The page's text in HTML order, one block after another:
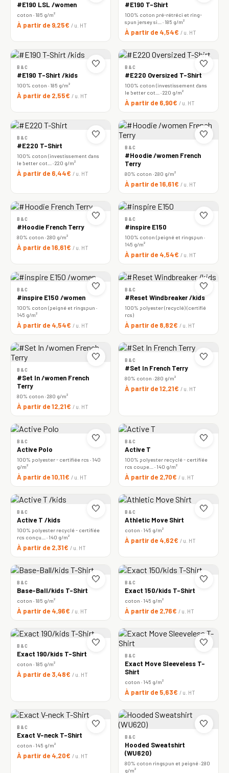
#E190 LSL /women
coton · 185 g/m²
À partir de 9,25€ / u. HT
#E190 T-Shirt
100% coton pré-rétréci et ring-
spun jersey si… · 185 g/m²
À partir de 4,54€ / u. HT
🤍
B&C
#E190 T-Shirt /kids
100% coton · 185 g/m²
À partir de 2,55€ / u. HT
🤍
B&C
#E220 Oversized T-Shirt
100% coton (investissement dans
le better cot… · 220 g/m²
À partir de 6,90€ / u. HT
🤍
B&C
#E220 T-Shirt
100% coton (investissement dans
le better cot… · 220 g/m²
À partir de 6,44€ / u. HT
🤍
B&C
#Hoodie /women French
Terry
80% coton · 280 g/m²
À partir de 16,61€ / u. HT
🤍
B&C
#Hoodie French Terry
80% coton · 280 g/m²
À partir de 16,61€ / u. HT
🤍
B&C
#inspire E150
100% coton (peigné et ringspun ·
145 g/m²
À partir de 4,54€ / u. HT
🤍
B&C
#inspire E150 /women
100% coton (peigné et ringspun ·
145 g/m²
À partir de 4,54€ / u. HT
🤍
B&C
#Reset Windbreaker /kids
100% polyester (recyclé) (certifié
rcs)
À partir de 8,82€ / u. HT
🤍
B&C
#Set In /women French
Terry
80% coton · 280 g/m²
À partir de 12,21€ / u. HT
🤍
B&C
#Set In French Terry
80% coton · 280 g/m²
À partir de 12,21€ / u. HT
🤍
B&C
Active Polo
100% polyester - certifiée rcs · 140
g/m²
À partir de 10,11€ / u. HT
🤍
B&C
Active T
100% polyester recyclé - certifiée
rcs coupe… · 140 g/m²
À partir de 2,70€ / u. HT
🤍
B&C
Active T /kids
100% polyester recyclé - certifiée
rcs conçu… · 140 g/m²
À partir de 2,31€ / u. HT
🤍
B&C
Athletic Move Shirt
coton · 145 g/m²
À partir de 4,62€ / u. HT
🤍
B&C
Base-Ball/kids T-Shirt
coton · 185 g/m²
À partir de 4,96€ / u. HT
🤍
B&C
Exact 150/kids T-Shirt
coton · 145 g/m²
À partir de 2,76€ / u. HT
🤍
B&C
Exact 190/kids T-Shirt
coton · 185 g/m²
À partir de 3,48€ / u. HT
🤍
B&C
Exact Move Sleeveless T-
Shirt
coton · 145 g/m²
À partir de 5,63€ / u. HT
🤍
B&C
Exact V-neck T-Shirt
coton · 145 g/m²
À partir de 4,20€ / u. HT
🤍
B&C
Hooded Sweatshirt
(WU620)
80% coton ringspun et peigné · 280
g/m²